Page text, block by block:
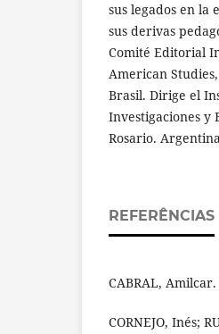
sus legados en la
sus derivas
Comité Editorial
American Studies,
Brasil. Dirige el
Investigaciones y
Rosario.
REFERÊNCIAS
CABRAL,
CORNEJO, Inés;